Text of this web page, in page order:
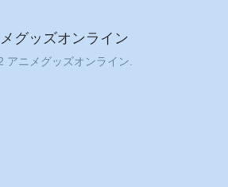
グッズオンライン
アニメグッズオンライン.